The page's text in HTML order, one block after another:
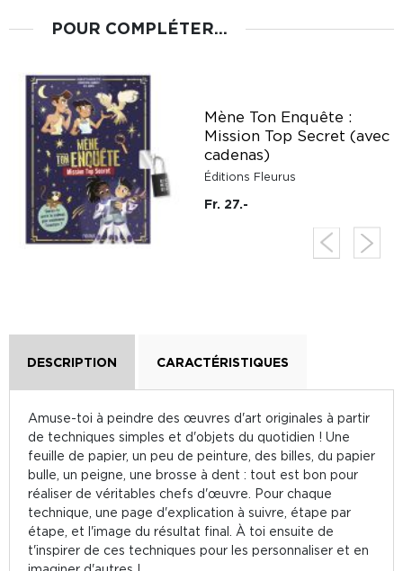
POUR COMPLÉTER...
Mène Ton Enquête :
Mission Top Secret (avec
cadenas)
Éditions Fleurus
Fr. 27.-
DESCRIPTION CARACTÉRISTIQUES
Amuse-toi à peindre des œuvres d'art originales à partir
de techniques simples et d'objets du quotidien ! Une
feuille de papier, un peu de peinture, des billes, du papier
bulle, un peigne, une brosse à dent : tout est bon pour
réaliser de véritables chefs d'œuvre. Pour chaque
technique, une page d'explication à suivre, étape par
étape, et l'image du résultat final. À toi ensuite de
t'inspirer de ces techniques pour les personnaliser et en